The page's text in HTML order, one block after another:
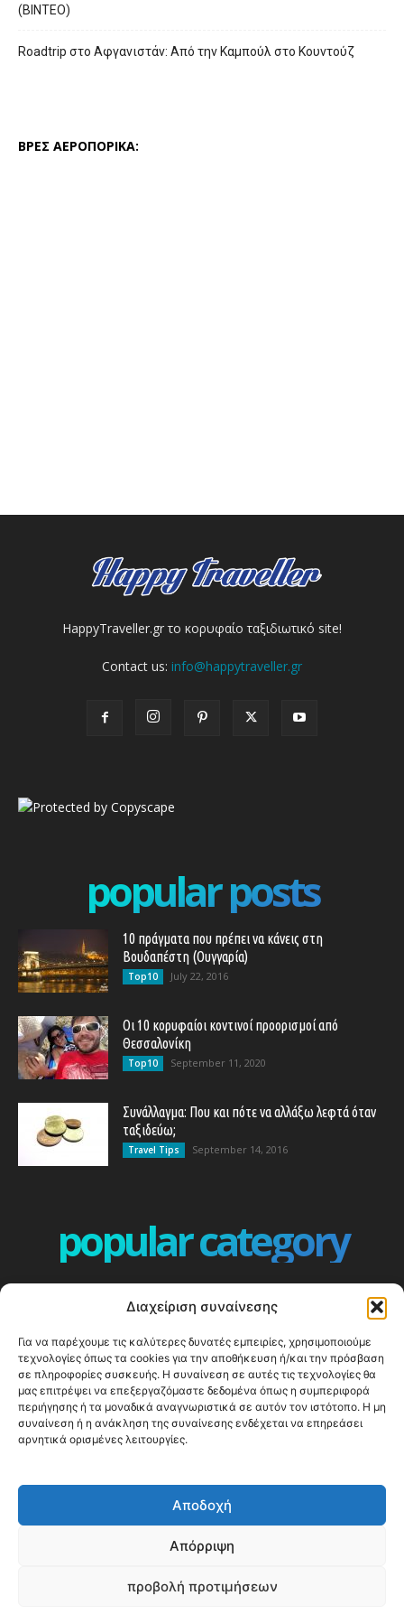
Διαχείριση συναίνεσης
Για να παρέχουμε τις καλύτερες δυνατές εμπειρίες, χρησιμοποιούμε
τεχνολογίες όπως τα cookies για την αποθήκευση ή/και την πρόσβαση
σε πληροφορίες συσκευής. Η συναίνεση σε αυτές τις τεχνολογίες θα
μας επιτρέψει να επεξεργαζόμαστε δεδομένα όπως η συμπεριφορά
περιήγησης ή τα μοναδικά αναγνωριστικά σε αυτόν τον ιστότοπο. Η μη
συναίνεση ή η ανάκληση της συναίνεσης ενδέχεται να επηρεάσει
αρνητικά ορισμένες λειτουργίες.
Αποδοχή
Απόρριψη
προβολή προτιμήσεων
(ΒΙΝΤΕΟ)
Roadtrip στο Αφγανιστάν: Από την Καμπούλ στο Κουντούζ
ΒΡΕΣ ΑΕΡΟΠΟΡΙΚΑ:
HappyTraveller.gr το κορυφαίο ταξιδιωτικό site!
Contact us: info@happytraveller.gr
popular posts
10 πράγματα που πρέπει να κάνεις στη
Βουδαπέστη (Ουγγαρία)
Top10 July 22, 2016
Οι 10 κορυφαίοι κοντινοί προορισμοί από
Θεσσαλονίκη
Top10 September 11, 2020
Συνάλλαγμα: Που και πότε να αλλάξω λεφτά όταν
ταξιδεύω;
Travel Tips September 14, 2016
popular category
360
ΕΥΡΩΠΗ
332
ΚΟΣΜΟΣ - WORLD
328
Top10
303
Cool spots
ΝΗΣΙΑ
247
© Happy Traveller 2014-2025